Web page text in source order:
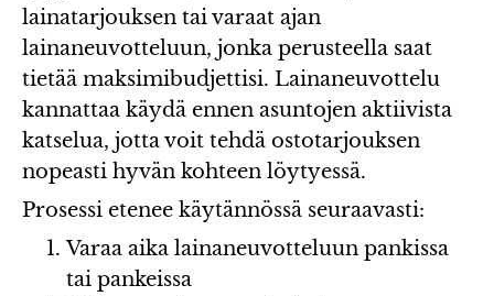
lainatarjouksen tai varaat ajan
lainaneuvotteluun, jonka perusteella saat
tietää maksimibudjettisi. Lainaneuvottelu
kannattaa käydä ennen asuntojen aktiivista
katselua, jotta voit tehdä ostotarjouksen
nopeasti hyvän kohteen löytyessä.
Prosessi etenee käytännössä seuraavasti:
Varaa aika lainaneuvotteluun pankissa
tai pankeissa